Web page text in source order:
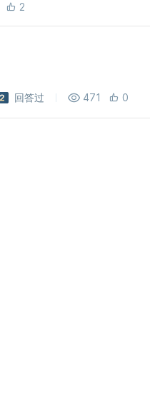
2
回答过 471 0